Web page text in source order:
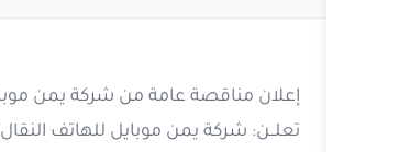
إعلان مناقصة عامة من شركة يمن